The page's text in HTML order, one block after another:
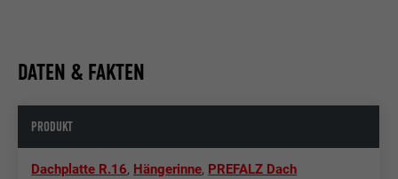
DATEN & FAKTEN
PRODUKT
Dachplatte R.16, Hängerinne, PREFALZ Dach